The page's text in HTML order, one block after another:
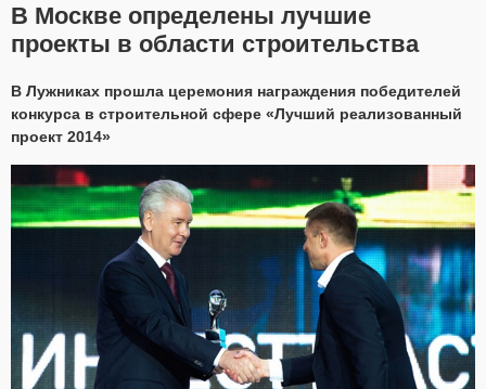
В Москве определены лучшие
проекты в области строительства
В Лужниках прошла церемония награждения победителей
конкурса в строительной сфере «Лучший реализованный
проект 2014»